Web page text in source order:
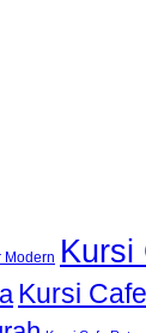
Modern Kursi
Kursi